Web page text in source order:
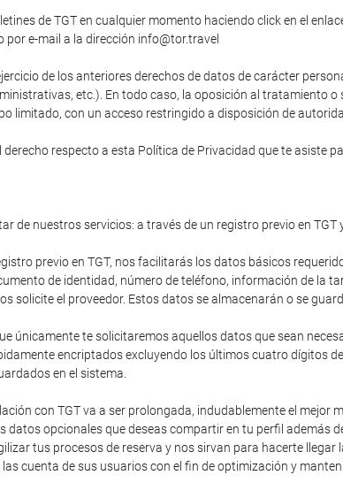
de TGT en cualquier momento haciendo click en el
por e-mail a la dirección info@tor.travel
de los anteriores derechos de datos de carácter
etc.). En todo caso, la oposición al tratamiento
limitado, con un acceso restringido a disposición de
respecto a esta Política de Privacidad que te asiste
de nuestros servicios: a través de un registro previo en TGT
previo en TGT, nos facilitarás los datos básicos
de identidad, número de teléfono, información de la
solicite el proveedor. Estos datos se almacenarán o se
únicamente te solicitaremos aquellos datos que sean
encriptados excluyendo los últimos cuatro dígitos
en el sistema.
con TGT va a ser prolongada, indudablemente el
datos opcionales que deseas compartir en tu perfil
tus procesos de reserva y nos sirvan para hacerte llegar
las cuenta de sus usuarios con el fin de optimización y